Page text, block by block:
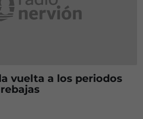
vuelta a los periodos